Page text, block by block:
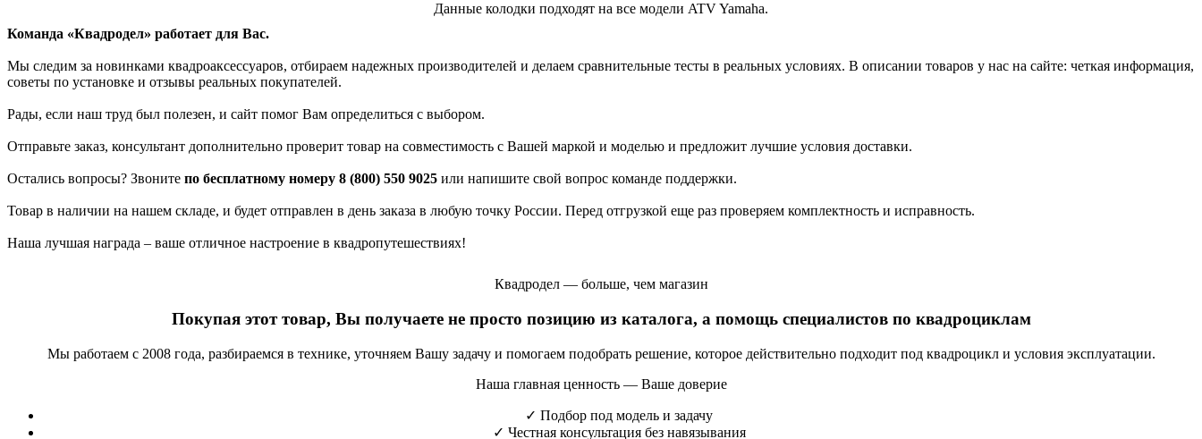
Данные колодки подходят на все модели ATV Yamaha.
Команда «Квадродел» работает для Вас.
Мы следим за новинками квадроаксессуаров, отбираем надежных производителей и делаем сравнительные тесты в реальных условиях. В описании товаров у нас на сайте: четкая информация,
советы по установке и отзывы реальных покупателей.
Рады, если наш труд был полезен, и сайт помог Вам определиться с выбором.
Отправьте заказ, консультант дополнительно проверит товар на совместимость с Вашей маркой и моделью и предложит лучшие условия доставки.
Остались вопросы? Звоните по бесплатному номеру 8 (800) 550 9025 или напишите свой вопрос команде поддержки.
Товар в наличии на нашем складе, и будет отправлен в день заказа в любую точку России. Перед отгрузкой еще раз проверяем комплектность и исправность.
Наша лучшая награда – ваше отличное настроение в квадропутешествиях!
Квадродел — больше, чем магазин
Покупая этот товар, Вы получаете не просто позицию из каталога, а помощь специалистов по квадроциклам
Мы работаем с 2008 года, разбираемся в технике, уточняем Вашу задачу и помогаем подобрать решение, которое действительно подходит под квадроцикл и условия эксплуатации.
Наша главная ценность — Ваше доверие
✓ Подбор под модель и задачу
✓ Честная консультация без навязывания